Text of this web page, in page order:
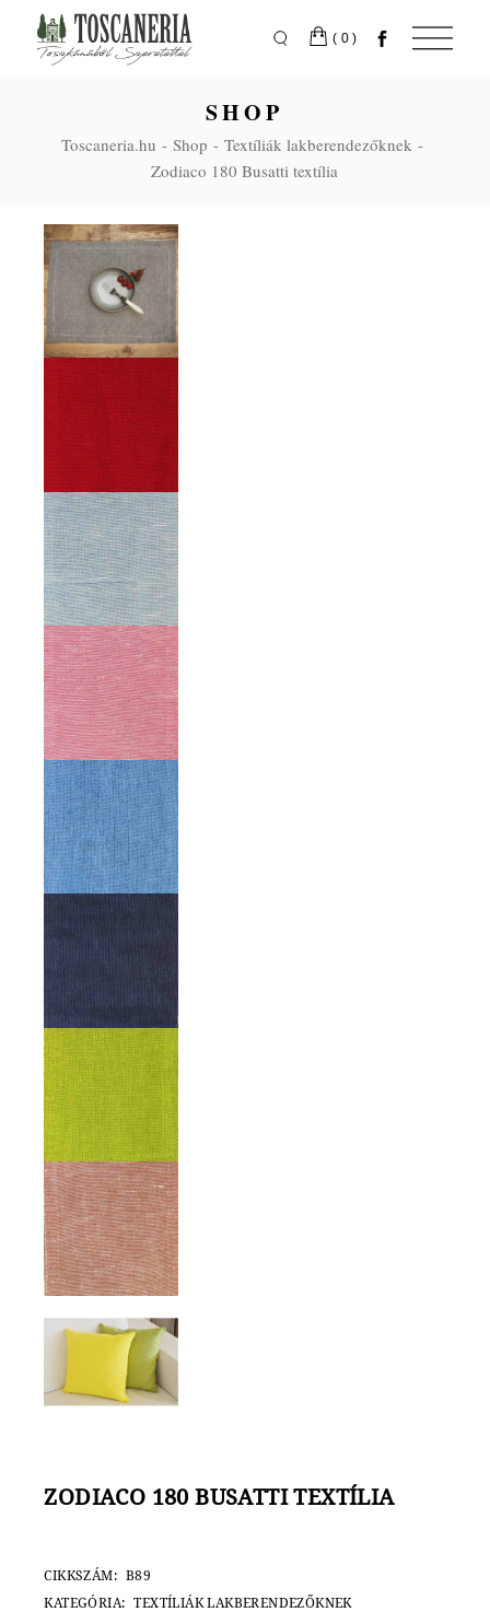
content
(0)
SHOP
Toscaneria.hu Shop
Textíliák lakberendezőknek
Zodiaco 180 Busatti textília
ZODIACO 180 BUSATTI TEXTÍLIA
CIKKSZÁM: B89
KATEGÓRIA: TEXTÍLIÁK LAKBERENDEZŐKNEK